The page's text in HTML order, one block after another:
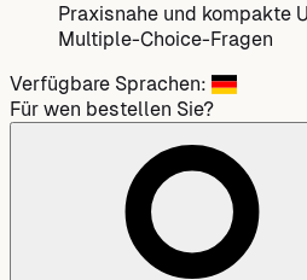
Praxisnahe und kompakte
Multiple-Choice-Fragen
Verfügbare Sprachen:
Für wen bestellen Sie?